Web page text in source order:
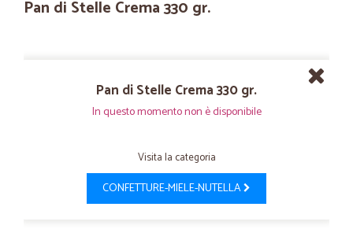
Pan di Stelle Crema 330 gr.
Pan di Stelle Crema 330 gr.
In questo momento non è disponibile
Visita la categoria
CONFETTURE-MIELE-NUTELLA